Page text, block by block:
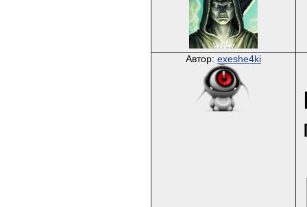
Автор: exeshe4ki